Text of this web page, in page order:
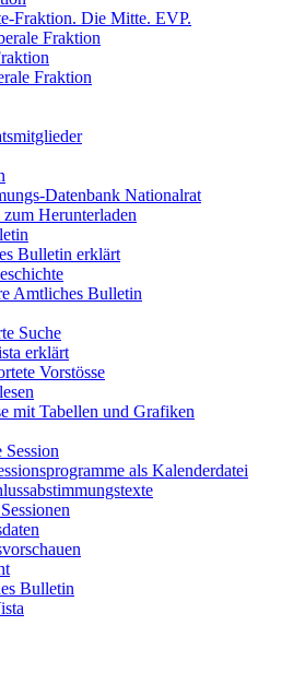
Fraktion. Die Mitte. EVP.
Fraktion
Fraktion
Datenbank Nationalrat
Herunterladen
Bulletin erklärt
Amtliches Bulletin
Suche
erklärt
Vorstösse
mit Tabellen und Grafiken
als Kalenderdatei
Bulletin